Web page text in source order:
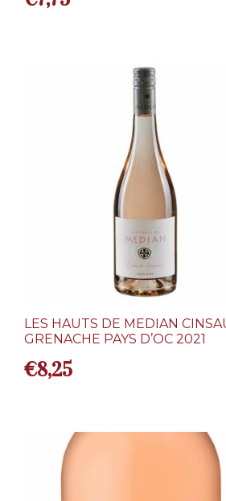
LES HAUTS DE MEDIAN
GRENACHE PAYS D’OC 2021
€8,25